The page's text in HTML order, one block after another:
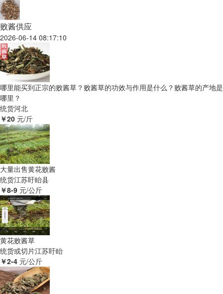
败酱供应
2026-06-14 08:17:10
哪里能买到正宗的败酱草？败酱草的功效与作用是什么？败酱草的产地是
哪里？
统货河北
￥20 元/斤
大量出售黄花败酱
统货江苏盱眙县
￥8-9 元/公斤
黄花败酱草
统货或切片江苏盱眙
￥2-4 元/公斤